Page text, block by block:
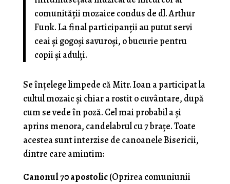
comunității mozaice condus de dl. Arthur
Funk. La final participanții au putut servi
ceai și gogoși savuroși, o bucurie pentru
copii și adulți.
Se înțelege limpede că Mitr. Ioan a participat la
cultul mozaic și chiar a rostit o cuvântare, după
cum se vede în poză. Cel mai probabil a și
aprins menora, candelabrul cu 7 brațe. Toate
acestea sunt interzise de canoanele Bisericii,
dintre care amintim:
Canonul 70 apostolic(Oprirea comuniunii